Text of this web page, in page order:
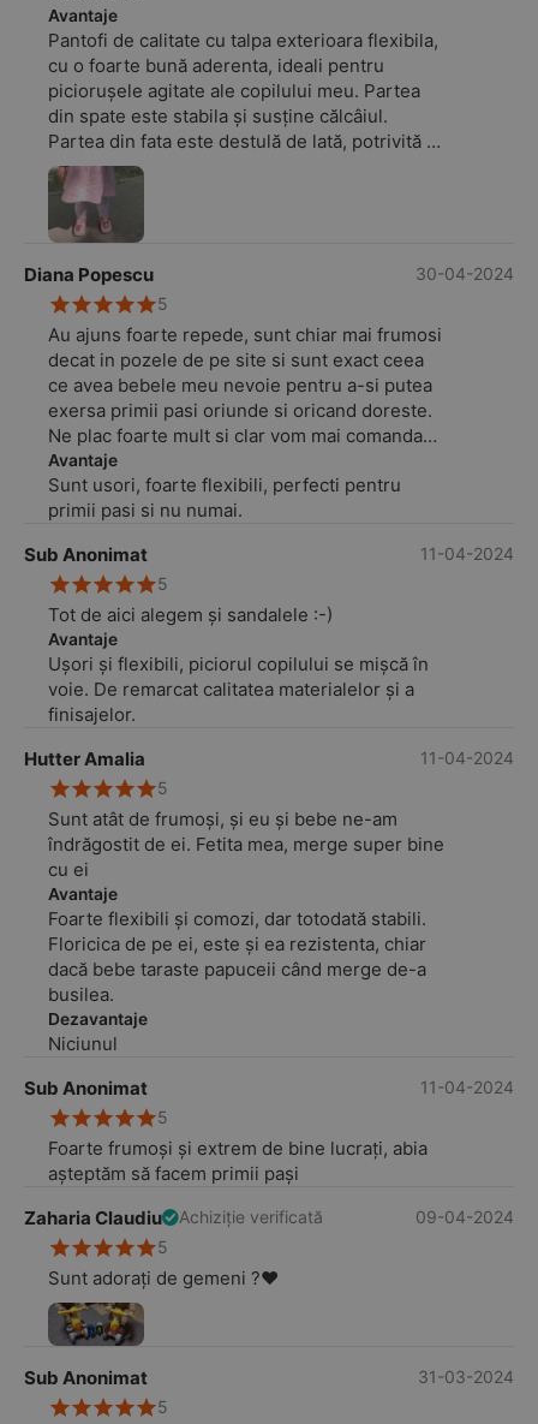
Avantaje
Pantofi de calitate cu talpa exterioara flexibila,
cu o foarte bună aderenta, ideali pentru
piciorușele agitate ale copilului meu. Partea
din spate este stabila și susține călcâiul.
Partea din fata este destulă de lată, potrivită și
piciorușelor mai pufoase.
Diana Popescu
30-04-2024
5
Au ajuns foarte repede, sunt chiar mai frumosi
decat in pozele de pe site si sunt exact ceea
ce avea bebele meu nevoie pentru a-si putea
exersa primii pasi oriunde si oricand doreste.
Ne plac foarte mult si clar vom mai comanda
de aici tot felul de alte modele pentru viitor.
Avantaje
Sunt usori, foarte flexibili, perfecti pentru
primii pasi si nu numai.
Sub Anonimat
11-04-2024
5
Tot de aici alegem și sandalele :-)
Avantaje
Ușori și flexibili, piciorul copilului se mișcă în
voie. De remarcat calitatea materialelor și a
finisajelor.
Hutter Amalia
11-04-2024
5
Sunt atât de frumoși, și eu și bebe ne-am
îndrăgostit de ei. Fetita mea, merge super bine
cu ei
Avantaje
Foarte flexibili și comozi, dar totodată stabili.
Floricica de pe ei, este și ea rezistenta, chiar
dacă bebe taraste papuceii când merge de-a
busilea.
Dezavantaje
Niciunul
Sub Anonimat
11-04-2024
5
Foarte frumoși și extrem de bine lucrați, abia
așteptăm să facem primii pași
Zaharia Claudiu
Achiziție verificată
09-04-2024
5
Sunt adorați de gemeni ?‍❤️‍
Sub Anonimat
31-03-2024
5